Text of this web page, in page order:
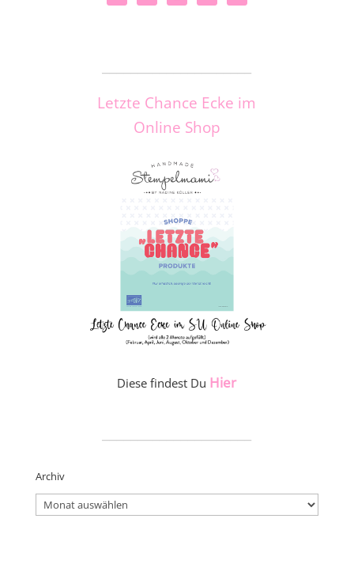
Letzte Chance Ecke im
Online Shop
Diese findest Du Hier
Archiv
Archiv